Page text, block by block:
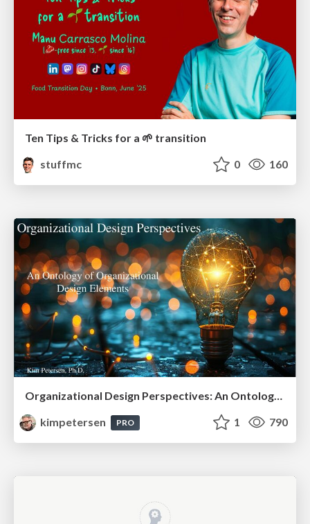
Ten Tips & Tricks for a 🌱 transition
stuffmc
0 160
Organizational Design Perspectives: An Ontology of Organizational Design Elements
kimpetersen
PRO 1 790